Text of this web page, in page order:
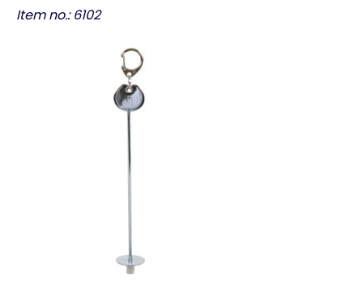
Item no.: 6102